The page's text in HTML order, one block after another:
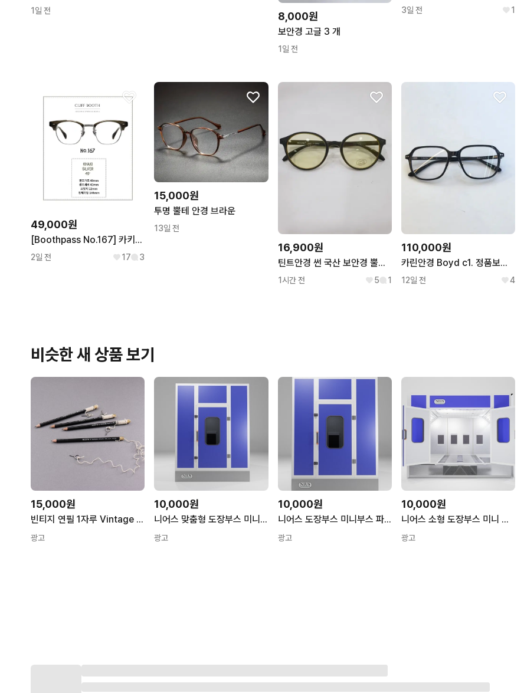
1일 전 8,000원
보안경 고글 3 개
1일 전
3일 전 1
49,000원
[Boothpass No.167] 카키/실버 49사이즈 하금테
2일 전 17 3
15,000원
투명 뿔테 안경 브라운
13일 전
16,900원
틴트안경 썬 국산 보안경 뿔테 동글이 최신유행 연예인 패션 초경량 tr
1시간 전 5 1
110,000원
카린안경 Boyd c1. 정품보증서 포함
12일 전 4
비슷한 새 상품 보기
15,000원
빈티지 연필 1자루 Vintage General Pencil Co. Booth 1520
광고
10,000원
니어스 맞춤형 도장부스 미니 소형 중형 대형 도색 샌딩부스 PAINT BOOTH
광고
10,000원
니어스 도장부스 미니부스 파샬부스 PAINT BOOTH 허가 면제대상
광고
10,000원
니어스 소형 도장부스 미니 소형 중형 대형 도색 샌딩부스 PAINT BOOTH
광고